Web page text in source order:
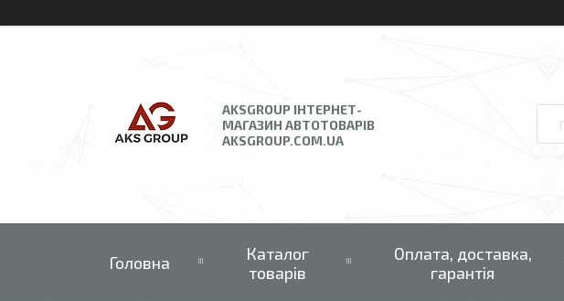
AKSGROUP ІНТЕРНЕТ-
МАГАЗИН АВТОТОВАРІВ
AKSGROUP.COM.UA
Головна
Каталог
товарів
Оплата, доставка,
гарантія